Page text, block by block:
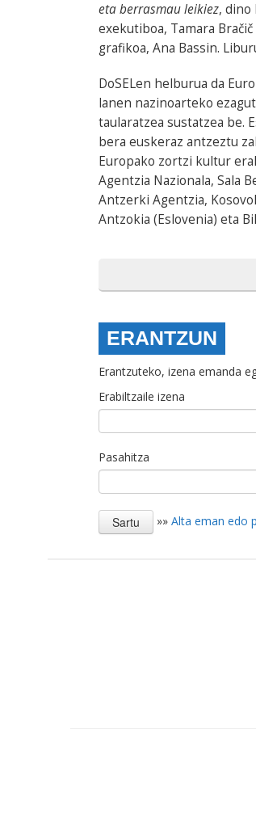
eta berrasmau leikiez, dino
exekutiboa, Tamara
grafikoa, Ana Bassin.
DoSELen helburua da
lanen nazinoarteko
taularatzea sustatzea be.
bera euskeraz antzeztu
Europako zortzi kultur
Agentzia Nazionala, Sala
Antzerki Agentzia,
Antzokia (Eslovenia) eta
ERANTZUN
Erantzuteko, izena emanda
Erabiltzaile izena
Pasahitza
»» Alta eman edo